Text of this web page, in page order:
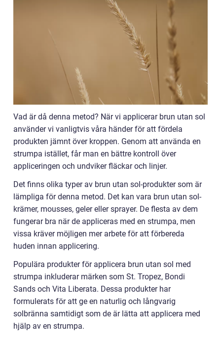
Vad är då denna metod? När vi applicerar brun utan sol
använder vi vanligtvis våra händer för att fördela
produkten jämnt över kroppen. Genom att använda en
strumpa istället, får man en bättre kontroll över
appliceringen och undviker fläckar och linjer.
Det finns olika typer av brun utan sol-produkter som är
lämpliga för denna metod. Det kan vara brun utan sol-
krämer, mousses, geler eller sprayer. De flesta av dem
fungerar bra när de appliceras med en strumpa, men
vissa kräver möjligen mer arbete för att förbereda
huden innan applicering.
Populära produkter för applicera brun utan sol med
strumpa inkluderar märken som St. Tropez, Bondi
Sands och Vita Liberata. Dessa produkter har
formulerats för att ge en naturlig och långvarig
solbränna samtidigt som de är lätta att applicera med
hjälp av en strumpa.